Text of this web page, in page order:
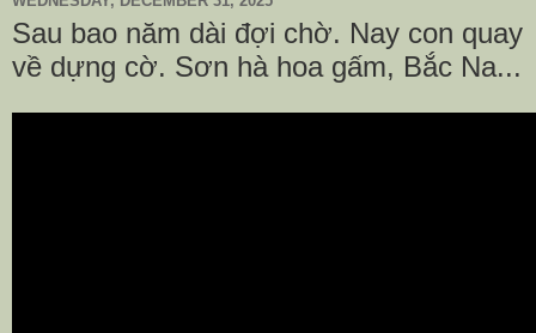
Sau bao năm dài đợi chờ. Nay con quay
về dựng cờ. Sơn hà hoa gấm, Bắc Na...